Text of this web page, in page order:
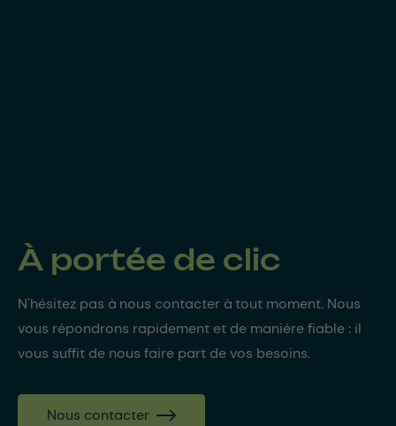
À portée de clic
N'hésitez pas à nous contacter à tout moment. Nous
vous répondrons rapidement et de manière fiable : il
vous suffit de nous faire part de vos besoins.
Nous contacter